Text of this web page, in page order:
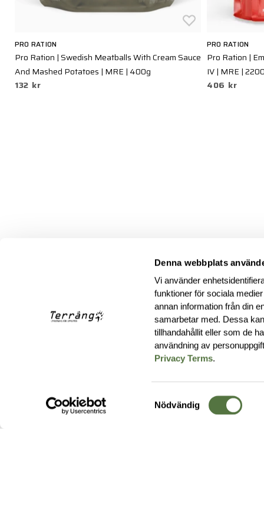
Denna webbplats
Vi använder
funktioner för sociala
annan information från din
samarbetar med. Dessa
tillhandahållit eller som de
användning av
Privacy Terms.
Samtyckesval
Nödvändig
PRO RATION
Pro Ration | Swedish Meatballs With Cream Sauce
And Mashed Potatoes | MRE | 400g
132 kr
PRO RATION
Pro Ration |
IV | MRE |
406 kr